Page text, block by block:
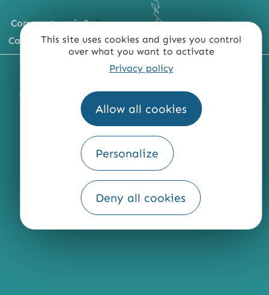
This site uses cookies and gives you control
over what you want to activate
Privacy policy
Allow all cookies
Personalize
Deny all cookies
Comment venir ?
Carte du territoire
MENTIONS LÉGALES PLAN DU SITE
ACCESSIBILITÉ : NON CONFORME PRESSE
QUI SOMMES-NOUS ?
Fourni par
Traduction